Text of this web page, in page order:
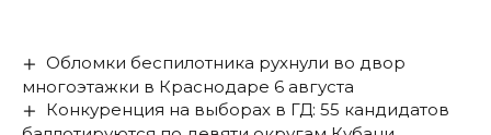
Обломки беспилотника рухнули во двор
многоэтажки в Краснодаре 6 августа
Конкуренция на выборах в ГД: 55 кандидатов